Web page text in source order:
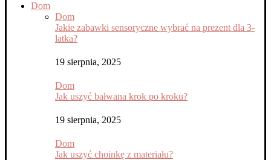
Dom
Dom
Jakie zabawki sensoryczne wybrać na prezent dla 3-
latka?
19 sierpnia, 2025
Dom
Jak uszyć bałwana krok po kroku?
19 sierpnia, 2025
Dom
Jak uszyć choinkę z materiału?